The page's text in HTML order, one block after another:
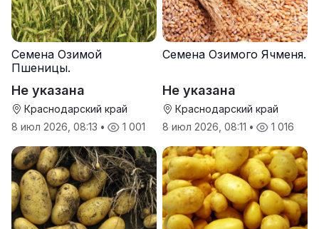
Семена Озимой
Пшеницы.
Не указана
Краснодарский край
8 июл 2026, 08:13 • 1 001
Семена Озимого Ячменя.
Не указана
Краснодарский край
8 июл 2026, 08:11 • 1 016